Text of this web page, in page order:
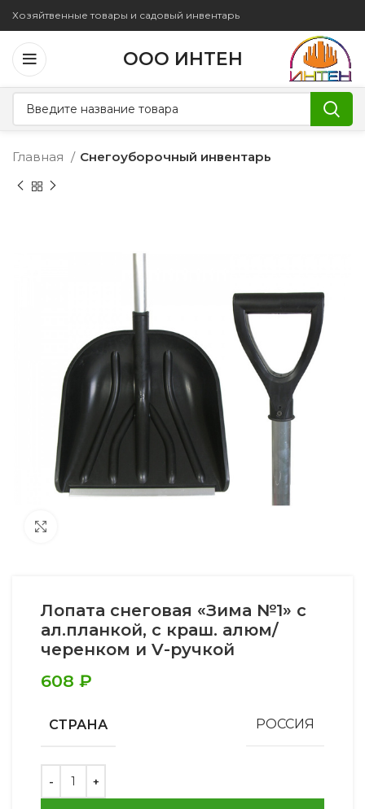
Хозяйтвенные товары и садовый инвентарь
ООО ИНТЕН
Главная Снегоуборочный инвентарь
Лопата снеговая «Зима №1» с
ал.планкой, с краш. алюм/
черенком и V-ручкой
608 ₽
СТРАНА РОССИЯ